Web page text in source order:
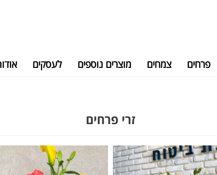
פרחים צמחים מוצרים נוספים לעסקים
זרי פרחים